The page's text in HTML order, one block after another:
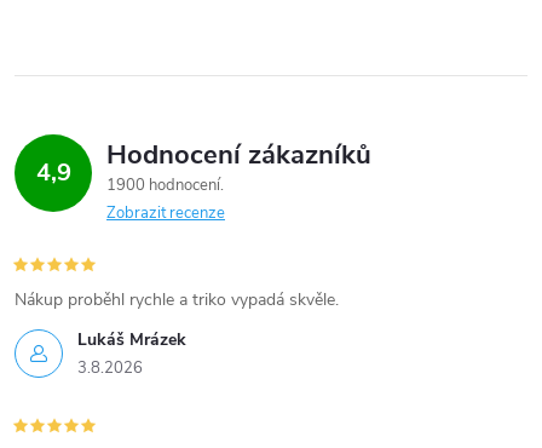
4,9 Hodnocení zákazníků
1900 hodnocení
Zobrazit recenze
Lukáš Mrázek
3.8.2026
Nákup proběhl rychle a triko vypadá skvěle.